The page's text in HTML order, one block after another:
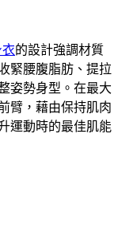
的設計強調材質
緊腰腹脂肪、提拉
姿勢身型。在最大
臂，藉由保持肌肉
運動時的最佳肌能